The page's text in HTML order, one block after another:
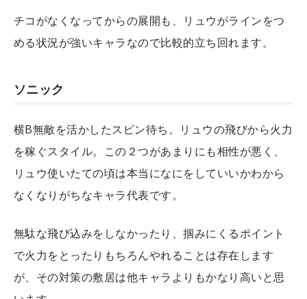
チコがなくなってからの展開も、リュウがラインをつ
める状況が強いキャラなので比較的立ち回れます。
ソニック
横B無敵を活かしたスピン待ち。リュウの飛びから火力
を稼ぐスタイル。この２つがあまりにも相性が悪く、
リュウ使いたての頃は本当になにをしていいかわから
なくなりがちなキャラ代表です。
無駄な飛び込みをしなかったり、掴みにくるポイント
で火力をとったりもちろんやれることは存在します
が、その対策の敷居は他キャラよりもかなり高いと思